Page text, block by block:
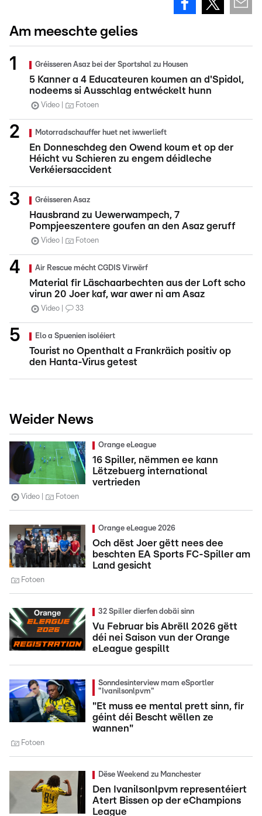
Am meeschte gelies
Gréisseren Asaz bei der Sportshal zu Housen
5 Kanner a 4 Educateuren koumen an d'Spidol,
nodeems si Ausschlag entwéckelt hunn
Video Fotoen
Motorradschauffer huet net iwwerlieft
En Donneschdeg den Owend koum et op der
Héicht vu Schieren zu engem déidleche
Verkéiersaccident
Gréisseren Asaz
Hausbrand zu Uewerwampech, 7
Pompjeeszentere goufen an den Asaz geruff
Video Fotoen
Air Rescue mécht CGDIS Virwërf
Material fir Läschaarbechten aus der Loft scho
virun 20 Joer kaf, war awer ni am Asaz
Video 33
Elo a Spuenien isoléiert
Tourist no Openthalt a Frankräich positiv op
den Hanta-Virus getest
Weider News
Orange eLeague
16 Spiller, nëmmen ee kann
Lëtzebuerg international
vertrieden
Video Fotoen
Orange eLeague 2026
Och dëst Joer gëtt nees dee
beschten EA Sports FC-Spiller am
Land gesicht
Fotoen
32 Spiller dierfen dobäi sinn
Vu Februar bis Abrëll 2026 gëtt
déi nei Saison vun der Orange
eLeague gespillt
Sonndesinterview mam eSportler
"Ivanilsonlpvm"
"Et muss ee mental prett sinn, fir
géint déi Bescht wëllen ze
wannen"
Fotoen
Dëse Weekend zu Manchester
Den Ivanilsonlpvm representéiert
Atert Bissen op der eChampions
League